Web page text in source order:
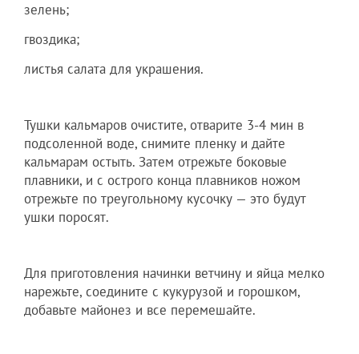
зелень;
гвоздика;
листья салата для украшения.
Тушки кальмаров очистите, отварите 3-4 мин в
подсоленной воде, снимите пленку и дайте
кальмарам остыть. Затем отрежьте боковые
плавники, и с острого конца плавников ножом
отрежьте по треугольному кусочку — это будут
ушки поросят.
Для приготовления начинки ветчину и яйца мелко
нарежьте, соедините с кукурузой и горошком,
добавьте майонез и все перемешайте.